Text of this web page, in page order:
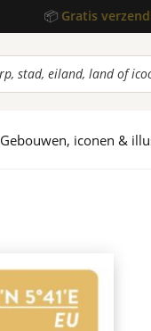
📦Gratis
Gebouwen, iconen &